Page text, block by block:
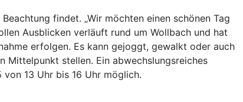
findet. „Wir möchten einen schönen Tag
Ausblicken verläuft rund um Wollbach und hat
erfolgen. Es kann gejoggt, gewalkt oder auch
Mittelpunkt stellen. Ein abwechslungsreiches
13 Uhr bis 16 Uhr möglich.